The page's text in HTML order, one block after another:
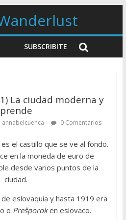
SUBSCRIBITE
La ciudad moderna y
annabelcuenca 0 Comentarios
el castillo que se ve al fondo.
en la moneda de euro de
desde varios puntos de la
ciudad.
eslovaquia y hasta 1919 era
o Prešporoken eslovaco.